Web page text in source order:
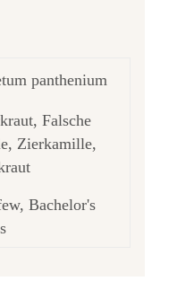
panthenium
Falsche
Zierkamille,
Bachelor's